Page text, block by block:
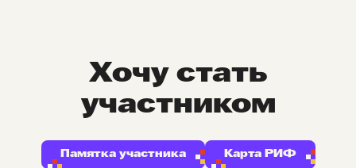
Хочу стать
участником
Памятка участника Карта РИФ